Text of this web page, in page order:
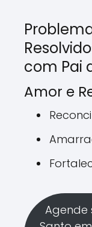
com Pai
Amor e
Agende